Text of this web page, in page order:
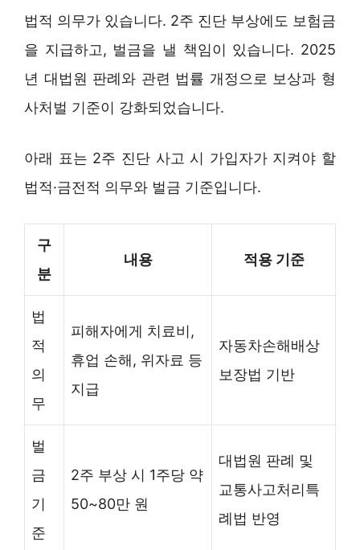
법적 의무가 있습니다. 2주 진단 부상에도 보험금
을 지급하고, 벌금을 낼 책임이 있습니다. 2025
년 대법원 판례와 관련 법률 개정으로 보상과 형
사처벌 기준이 강화되었습니다.
아래 표는 2주 진단 사고 시 가입자가 지켜야 할
법적·금전적 의무와 벌금 기준입니다.
구
분
내용 적용 기준
법
적
의
무
피해자에게 치료비,
휴업 손해, 위자료 등
지급
자동차손해배상
보장법 기반
벌
금
기
준
2주 부상 시 1주당 약
50~80만 원
대법원 판례 및
교통사고처리특
례법 반영